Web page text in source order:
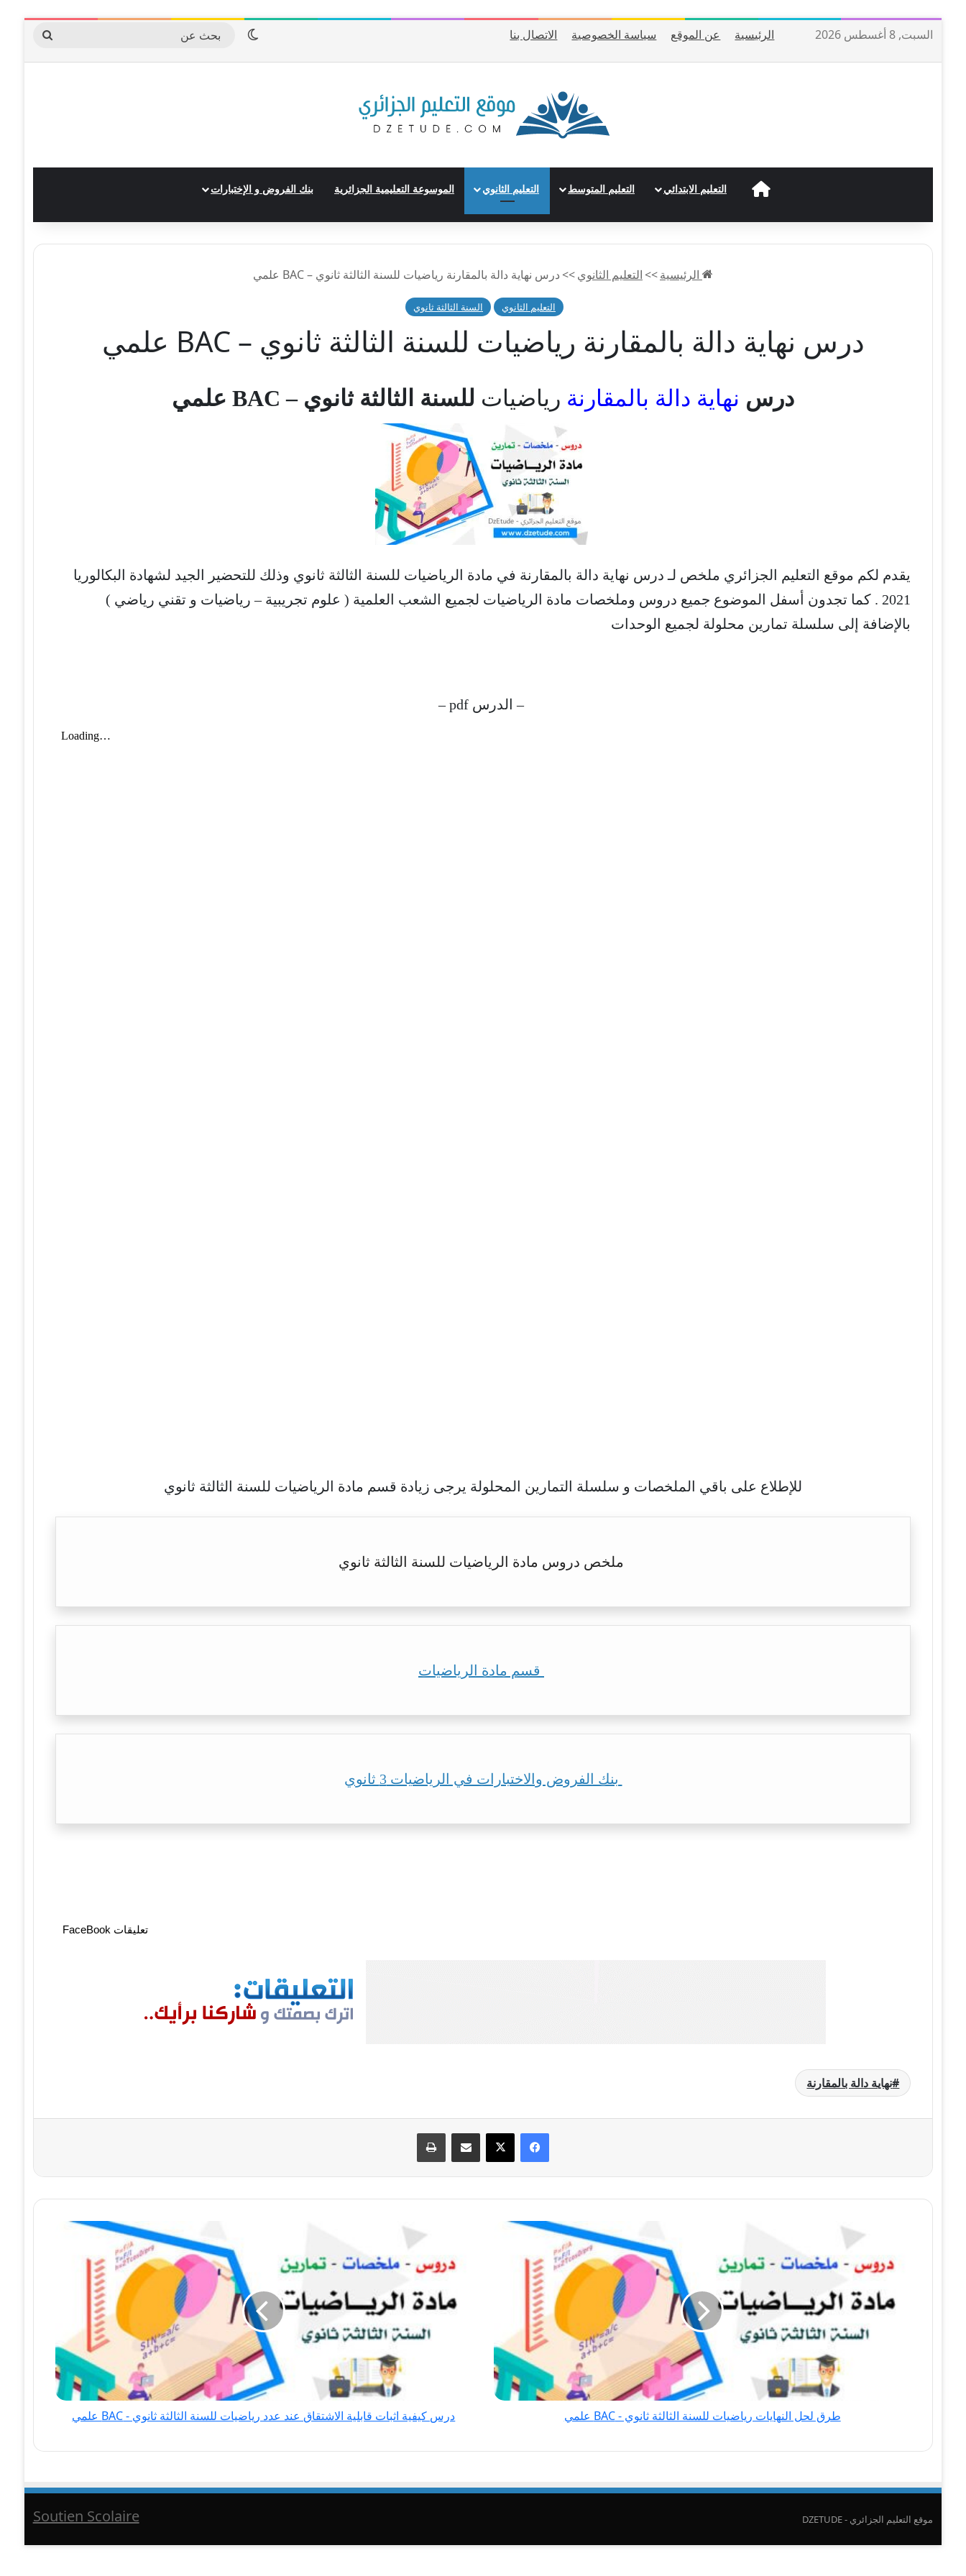
السبت, 8 أغسطس 2026 الرئيسية عن الموقع سياسة الخصوصية الاتصال بنا الوضع المظلم
بحث
عن
الرئيسيةالتعليم الابتدائي التعليم المتوسط التعليم الثانوي الموسوعة التعليمية الجزائرية بنك الفروض و الإختبارات
الرئيسية>>التعليم الثانوي>>درس نهاية دالة بالمقارنة رياضيات للسنة الثالثة ثانوي – BAC علمي
التعليم الثانوي السنة الثالثة ثانوي
درس نهاية دالة بالمقارنة رياضيات للسنة الثالثة ثانوي – BAC علمي
درس نهاية دالة بالمقارنة رياضيات للسنة الثالثة ثانوي – BAC علمي
يقدم لكم موقع التعليم الجزائري ملخص لـ درس نهاية دالة بالمقارنة في مادة الرياضيات للسنة الثالثة ثانوي وذلك للتحضير الجيد لشهادة البكالوريا
2021 . كما تجدون أسفل الموضوع جميع دروس وملخصات مادة الرياضيات لجميع الشعب العلمية ( علوم تجريبية – رياضيات و تقني رياضي )
بالإضافة إلى سلسلة تمارين محلولة لجميع الوحدات
– الدرس pdf –
للإطلاع على باقي الملخصات و سلسلة التمارين المحلولة يرجى زيادة قسم مادة الرياضيات للسنة الثالثة ثانوي
ملخص دروس مادة الرياضيات للسنة الثالثة ثانوي
قسم مادة الرياضيات
بنك الفروض والاختبارات في الرياضيات 3 ثانوي
تعليقات FaceBook
نهاية دالة بالمقارنة
فيسبوك
‫X مشاركة عبر البريد طباعة
النهايات
للسنة
الثالثة
طرق لحل النهايات رياضيات للسنة الثالثة ثانوي - BAC علمي
درس كيفية
قابلية
BACدرس كيفية اثبات قابلية الاشتقاق عند عدد رياضيات للسنة الثالثة ثانوي - BAC علمي
موقع التعليم الجزائري - DZETUDE Soutien Scolaire